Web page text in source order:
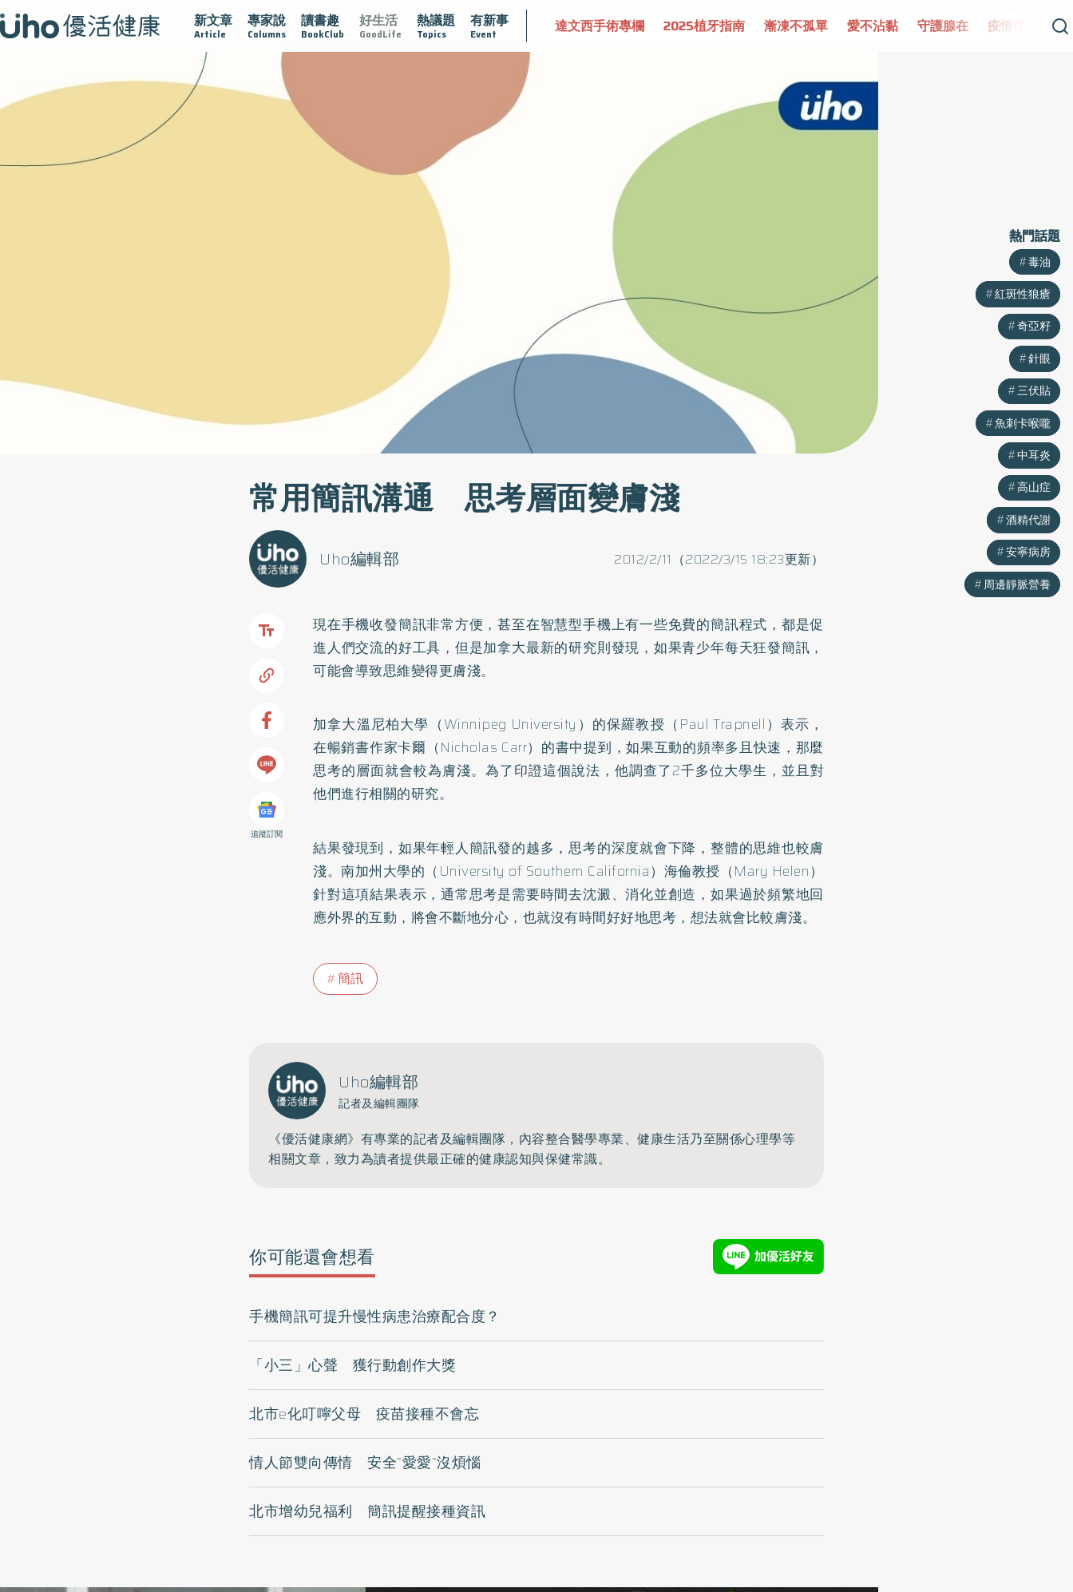
新文章
Article
專家說
Columns
讀書趣
BookClub
好生活
GoodLife
熱議題
Topics
有新事
Event
黏 守護腺在 疫情保衛戰 再生醫學 愛的未來視 認識攝護腺肥大 守護骨骼健康 達文西手術專欄 2025植牙指南 漸凍不孤單 愛不沾黏 守護腺在 疫情保衛戰
常用簡訊溝通 思考層面變膚淺
2012/2/11（2022/3/15 18:23更新）
Uho編輯部
追蹤訂閱
現在手機收發簡訊非常方便，甚至在智慧型手機上有一些免費的簡訊程式，都是促
進人們交流的好工具，但是加拿大最新的研究則發現，如果青少年每天狂發簡訊，
可能會導致思維變得更膚淺。
加拿大溫尼柏大學（Winnipeg University）的保羅教授（Paul Trapnell）表示，
在暢銷書作家卡爾（Nicholas Carr）的書中提到，如果互動的頻率多且快速，那麼
思考的層面就會較為膚淺。為了印證這個說法，他調查了2千多位大學生，並且對
他們進行相關的研究。
結果發現到，如果年輕人簡訊發的越多，思考的深度就會下降，整體的思維也較膚
淺。南加州大學的（University of Southern California）海倫教授（Mary Helen）
針對這項結果表示，通常思考是需要時間去沈澱、消化並創造，如果過於頻繁地回
應外界的互動，將會不斷地分心，也就沒有時間好好地思考，想法就會比較膚淺。
簡訊
Uho編輯部
記者及編輯團隊
《優活健康網》有專業的記者及編輯團隊，內容整合醫學專業、健康生活乃至關係心理學等
相關文章，致力為讀者提供最正確的健康認知與保健常識。
你可能還會想看
手機簡訊可提升慢性病患治療配合度？
「小三」心聲 獲行動創作大獎
北市e化叮嚀父母 疫苗接種不會忘
情人節雙向傳情 安全”愛愛”沒煩惱
北市增幼兒福利 簡訊提醒接種資訊
熱門話題
毒油
紅斑性狼瘡
奇亞籽
針眼
三伏貼
魚刺卡喉嚨
中耳炎
高山症
酒精代謝
安寧病房
周邊靜脈營養
熱門話題
毒油
紅斑性狼瘡
奇亞籽
針眼
三伏貼
魚刺卡喉嚨
中耳炎
高山症
酒精代謝
安寧病房
周邊靜脈營養